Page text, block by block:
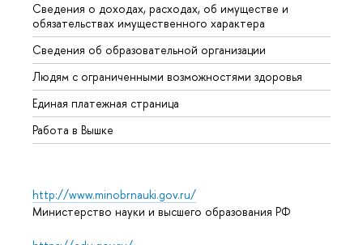
Сведения о доходах, расходах, об имуществе и
обязательствах имущественного характера
Сведения об образовательной организации
Людям с ограниченными возможностями здоровья
Единая платежная страница
Работа в Вышке
http://www.minobrnauki.gov.ru/
Министерство науки и высшего образования РФ